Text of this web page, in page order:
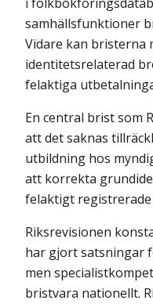
samhällsfunktioner
Vidare kan bristerna
identitetsrelaterad
felaktiga
En central brist som
att det saknas
utbildning hos
att korrekta
felaktigt
Riksrevisionen
har gjort satsningar
men
bristvara nationellt.